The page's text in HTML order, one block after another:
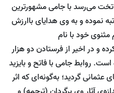
تخت می‌رسد با جامی مشهورترین
نموده و به وی هدایای باارزش
خود با نام
و در اخیر از فرستادن دو هزار
روابط جامی با فاتح و بایزید
گردید؛ به‌گونه‌ای که اثر